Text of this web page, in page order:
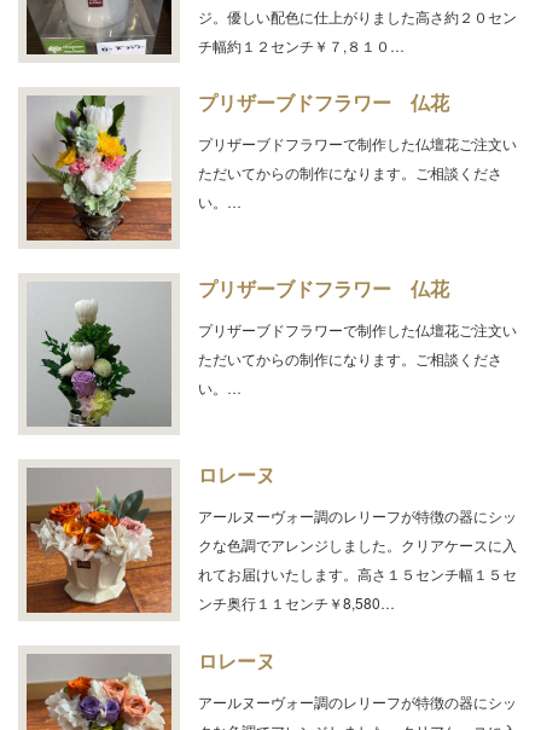
ジ。優しい配色に仕上がりました高さ約２０セン
チ幅約１２センチ￥７,８１０…
プリザーブドフラワー 仏花
プリザーブドフラワーで制作した仏壇花ご注文い
ただいてからの制作になります。ご相談くださ
い。…
プリザーブドフラワー 仏花
プリザーブドフラワーで制作した仏壇花ご注文い
ただいてからの制作になります。ご相談くださ
い。…
ロレーヌ
アールヌーヴォー調のレリーフが特徴の器にシッ
クな色調でアレンジしました。クリアケースに入
れてお届けいたします。高さ１５センチ幅１５セ
ンチ奥行１１センチ￥8,580…
ロレーヌ
アールヌーヴォー調のレリーフが特徴の器にシッ